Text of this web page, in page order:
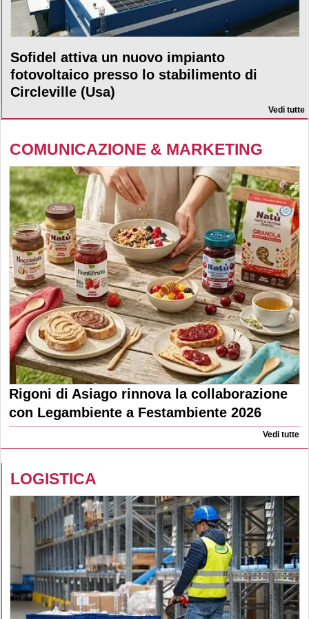
Sofidel attiva un nuovo impianto
fotovoltaico presso lo stabilimento di
Circleville (Usa)
Vedi tutte
COMUNICAZIONE & MARKETING
Rigoni di Asiago rinnova la collaborazione
con Legambiente a Festambiente 2026
Vedi tutte
LOGISTICA